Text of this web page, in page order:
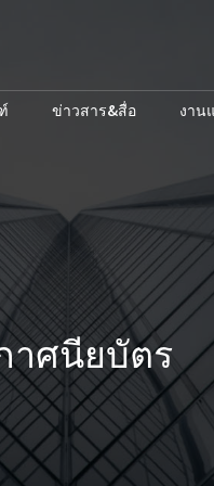
ข่าวสาร&สื่อ งาน
าศนียบัตร